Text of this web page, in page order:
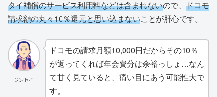
タイ補償のサービス利用料などは含まれないので、 ドコモ
請求額の丸々10％還元と思い込まないことが肝心です。
ジンセイ
ドコモの請求月額10,000円だからその10％
が返ってくれば年会費分は余裕っしょ…なん
て甘く見ていると、痛い目にあう可能性大で
す。